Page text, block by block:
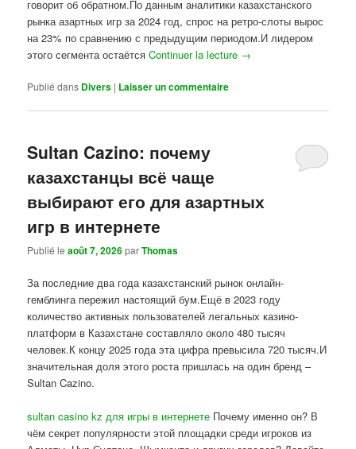
говорит об обратном.По данным аналитики казахстанского
рынка азартных игр за 2024 год, спрос на ретро-слоты вырос
на 23% по сравнению с предыдущим периодом.И лидером
этого сегмента остаётсяContinuer la lecture →
Publié dans Divers | Laisser un commentaire
Sultan Cazino: почему
казахстанцы всё чаще
выбирают его для азартных
игр в интернете
Publié leaoût 7, 2026parThomas
За последние два года казахстанский рынок онлайн-
гемблинга пережил настоящий бум.Ещё в 2023 году
количество активных пользователей легальных казино-
платформ в Казахстане составляло около 480 тысяч
человек.К концу 2025 года эта цифра превысила 720 тысяч.И
значительная доля этого роста пришлась на один бренд –
Sultan Cazino.
sultan casino kz для игры в интернете Почему именно он? В
чём секрет популярности этой площадки среди игроков из